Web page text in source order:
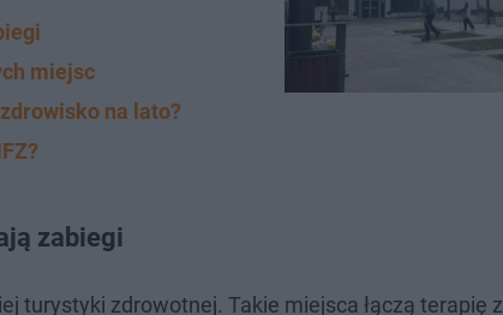
miejsc
na lato?
zabiegi
turystyki zdrowotnej. Takie miejsca łączą terapię z